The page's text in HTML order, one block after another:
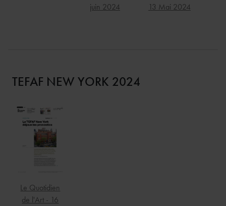
juin 2024
13 Mai 2024
TEFAF NEW YORK 2024
Le Quotidien
de l'Art - 16